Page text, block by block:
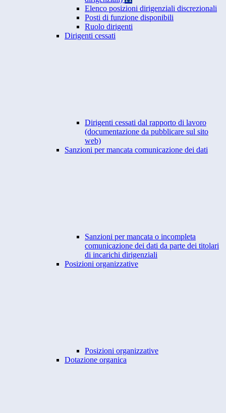
Elenco posizioni dirigenziali discrezionali
Posti di funzione disponibili
Ruolo dirigenti
Dirigenti cessati
Dirigenti cessati dal rapporto di lavoro
(documentazione da pubblicare sul sito
web)
Sanzioni per mancata comunicazione dei dati
Sanzioni per mancata o incompleta
comunicazione dei dati da parte dei titolari
di incarichi dirigenziali
Posizioni organizzative
Posizioni organizzative
Dotazione organica